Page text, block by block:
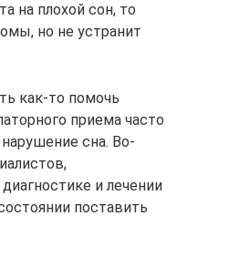
на плохой сон, то
но не устранит
как-то помочь
приема часто
сна. Во-
и лечении
поставить